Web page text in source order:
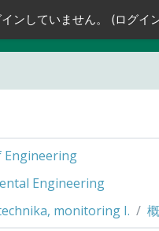
ンしていません。 (ログイ
Engineering
Engineering
monitoring I.